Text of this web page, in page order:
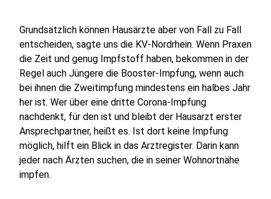
Grundsätzlich können Hausärzte aber von Fall zu Fall
entscheiden, sagte uns die KV-Nordrhein. Wenn Praxen
die Zeit und genug Impfstoff haben, bekommen in der
Regel auch Jüngere die Booster-Impfung, wenn auch
bei ihnen die Zweitimpfung mindestens ein halbes Jahr
her ist. Wer über eine dritte Corona-Impfung
nachdenkt, für den ist und bleibt der Hausarzt erster
Ansprechpartner, heißt es. Ist dort keine Impfung
möglich, hilft ein Blick in das Arztregister. Darin kann
jeder nach Ärzten suchen, die in seiner Wohnortnähe
impfen.